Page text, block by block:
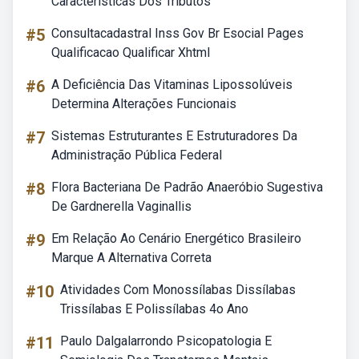
#5 Consultacadastral Inss Gov Br Esocial Pages
Qualificacao Qualificar Xhtml
#6 A Deficiência Das Vitaminas Lipossolúveis
Determina Alterações Funcionais
#7 Sistemas Estruturantes E Estruturadores Da
Administração Pública Federal
#8 Flora Bacteriana De Padrão Anaeróbio Sugestiva
De Gardnerella Vaginallis
#9 Em Relação Ao Cenário Energético Brasileiro
Marque A Alternativa Correta
#10 Atividades Com Monossílabas Dissílabas
Trissílabas E Polissílabas 4o Ano
#11
Paulo Dalgalarrondo Psicopatologia E